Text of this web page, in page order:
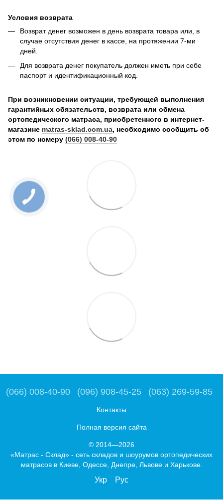
Условия возврата
Возврат денег возможен в день возврата товара или, в
случае отсутствия денег в кассе, на протяжении 7-ми
дней.
Для возврата денег покупатель должен иметь при себе
паспорт и идентификационный код.
При возникновении ситуации, требующей выполнения
гарантийных обязательств, возврата или обмена
ортопедического матраса, приобретенного в интернет-
магазине matras-sklad.com.ua, необходимо сообщить об
этом по номеру (066) 008-40-90
(066) 008-40-90 (096) 908-45-25 (063) 269-59-85
Контакты
Полная версия сайта
© 2014—2026
«Матрас - Склад» - сеть складов и шоурумов ортопедических
матрасов в Киеве, Одессе, Днепре, Львове и Харькове.
Укр Рус